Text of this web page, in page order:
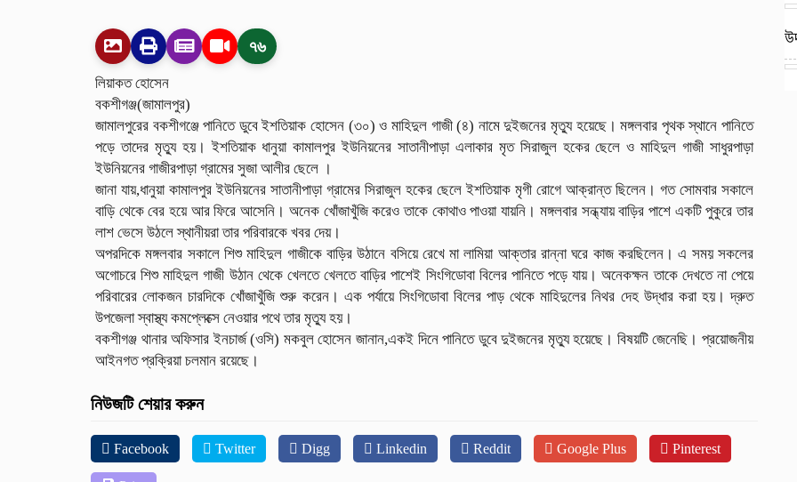
৭৬
লিয়াকত হোসেন
বকশীগঞ্জ(জামালপুর)
জামালপুরের বকশীগঞ্জে পানিতে ডুবে ইশতিয়াক হোসেন (৩০) ও মাহিদুল গাজী (৪) নামে দুইজনের মৃত্যু হয়েছে। মঙ্গলবার পৃথক স্থানে পানিতে
পড়ে তাদের মৃত্যু হয়। ইশতিয়াক ধানুয়া কামালপুর ইউনিয়নের সাতানীপাড়া এলাকার মৃত সিরাজুল হকের ছেলে ও মাহিদুল গাজী সাধুরপাড়া
ইউনিয়নের গাজীরপাড়া গ্রামের সুজা আলীর ছেলে ।
জানা যায়,ধানুয়া কামালপুর ইউনিয়নের সাতানীপাড়া গ্রামের সিরাজুল হকের ছেলে ইশতিয়াক মৃগী রোগে আক্রান্ত ছিলেন। গত সোমবার সকালে
বাড়ি থেকে বের হয়ে আর ফিরে আসেনি। অনেক খোঁজাখুঁজি করেও তাকে কোথাও পাওয়া যায়নি। মঙ্গলবার সন্ধ্যায় বাড়ির পাশে একটি পুকুরে তার
লাশ ভেসে উঠলে স্থানীয়রা তার পরিবারকে খবর দেয়।
অপরদিকে মঙ্গলবার সকালে শিশু মাহিদুল গাজীকে বাড়ির উঠানে বসিয়ে রেখে মা লামিয়া আক্তার রান্না ঘরে কাজ করছিলেন। এ সময় সকলের
অগোচরে শিশু মাহিদুল গাজী উঠান থেকে খেলতে খেলতে বাড়ির পাশেই সিংগিডোবা বিলের পানিতে পড়ে যায়। অনেকক্ষন তাকে দেখতে না পেয়ে
পরিবারের লোকজন চারদিকে খোঁজাখুঁজি শুরু করেন। এক পর্যায়ে সিংগিডোবা বিলের পাড় থেকে মাহিদুলের নিথর দেহ উদ্ধার করা হয়। দ্রুত
উপজেলা স্বাস্থ্য কমপ্লেক্সে নেওয়ার পথে তার মৃত্যু হয়।
বকশীগঞ্জ থানার অফিসার ইনচার্জ (ওসি) মকবুল হোসেন জানান,একই দিনে পানিতে ডুবে দুইজনের মৃত্যু হয়েছে। বিষয়টি জেনেছি। প্রয়োজনীয়
আইনগত প্রক্রিয়া চলমান রয়েছে।
নিউজটি শেয়ার করুন
Facebook Twitter Digg Linkedin Reddit Google Plus Pinterest